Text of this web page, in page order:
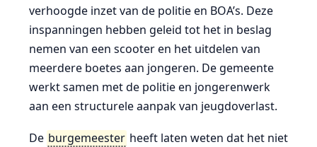
verhoogde inzet van de politie en BOA’s. Deze
inspanningen hebben geleid tot het in beslag
nemen van een scooter en het uitdelen van
meerdere boetes aan jongeren. De gemeente
werkt samen met de politie en jongerenwerk
aan een structurele aanpak van jeugdoverlast.
De burgemeester heeft laten weten dat het niet